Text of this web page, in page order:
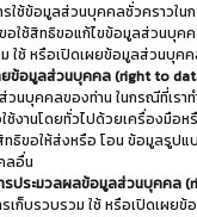
รใช้ข้อมูลส่วนบุคคลชั่วคราวใน
ใช้สิทธิขอแก้ไขข้อมูลส่วนบุคค
ใช้ หรือเปิดเผยข้อมูลส่วนบุค
ยข้อมูลส่วนบุคคล (right to
นบุคคลของท่าน ในกรณีที่เรา
ช้งานโดยทั่วไปด้วยเครื่องมือ
ธิขอให้ส่งหรือ โอน ข้อมูลรูป
ลอื่น
ารประมวลผลข้อมูลส่วนบุคคล
เก็บรวบรวม ใช้ หรือเปิดเผย